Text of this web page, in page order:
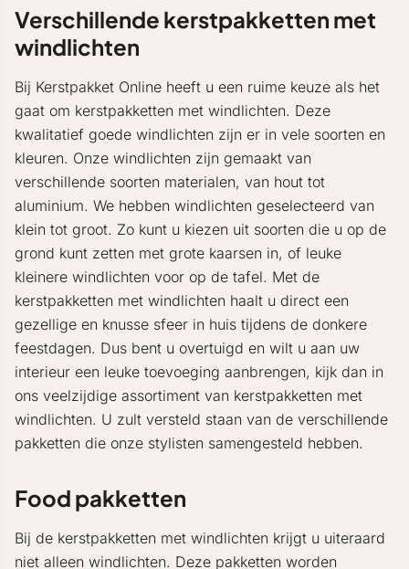
Verschillende kerstpakketten met
windlichten
Bij Kerstpakket Online heeft u een ruime keuze als het
gaat om kerstpakketten met windlichten. Deze
kwalitatief goede windlichten zijn er in vele soorten en
kleuren. Onze windlichten zijn gemaakt van
verschillende soorten materialen, van hout tot
aluminium. We hebben windlichten geselecteerd van
klein tot groot. Zo kunt u kiezen uit soorten die u op de
grond kunt zetten met grote kaarsen in, of leuke
kleinere windlichten voor op de tafel. Met de
kerstpakketten met windlichten haalt u direct een
gezellige en knusse sfeer in huis tijdens de donkere
feestdagen. Dus bent u overtuigd en wilt u aan uw
interieur een leuke toevoeging aanbrengen, kijk dan in
ons veelzijdige assortiment van kerstpakketten met
windlichten. U zult versteld staan van de verschillende
pakketten die onze stylisten samengesteld hebben.
Food pakketten
Bij de kerstpakketten met windlichten krijgt u uiteraard
niet alleen windlichten. Deze pakketten worden